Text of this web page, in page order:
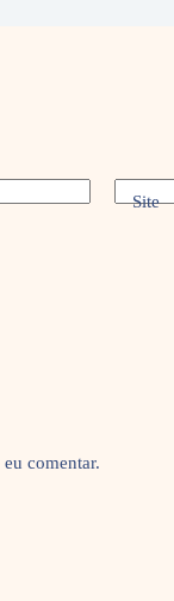
Site
comentar.